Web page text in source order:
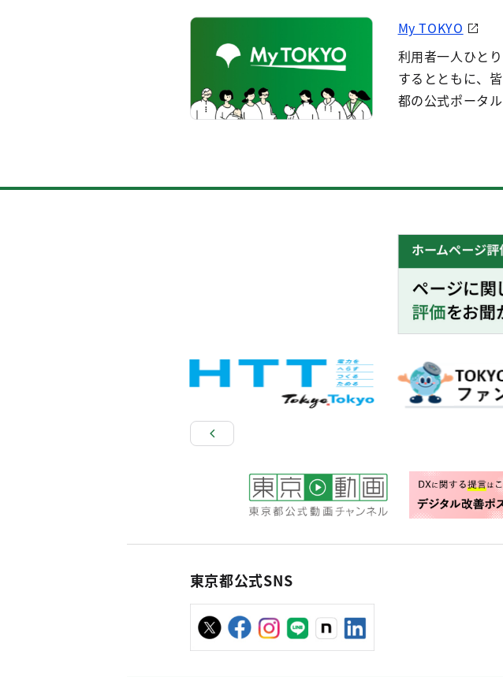
My TOKYO
利用者一人ひと
するとともに、
都の公式ポータル
東京都公式SNS